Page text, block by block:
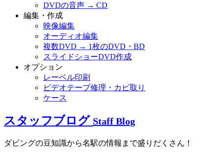
DVDの音声 → CD
編集・作成
映像編集
オーディオ編集
複数DVD → 1枚のDVD・BD
スライドショーDVD作成
オプション
レーベル印刷
ビデオテープ修理・カビ取り
ケース
スタッフブログ Staff Blog
ダビングの豆知識から名駅の情報まで盛りだくさん！